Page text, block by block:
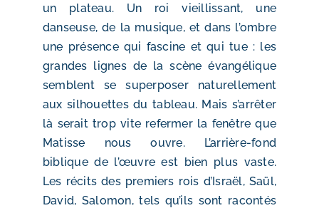
un plateau. Un roi vieillissant, une
danseuse, de la musique, et dans l’ombre
une présence qui fascine et qui tue : les
grandes lignes de la scène évangélique
semblent se superposer naturellement
aux silhouettes du tableau. Mais s’arrêter
là serait trop vite refermer la fenêtre que
Matisse nous ouvre. L’arrière-fond
biblique de l’œuvre est bien plus vaste.
Les récits des premiers rois d’Israël, Saül,
David, Salomon, tels qu’ils sont racontés